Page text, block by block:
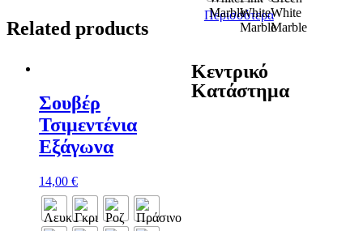
Περισσότερα
Σουβέρ
Τσιμεντένια
Εξάγωνα
14,00 €
Related products
Κεντρικό
Κατάστημα